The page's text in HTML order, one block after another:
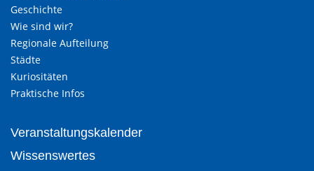
Geschichte
Wie sind wir?
Regionale Aufteilung
Städte
Kuriositäten
Praktische Infos
Veranstaltungskalender
Wissenswertes